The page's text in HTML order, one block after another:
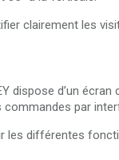
clairement les
dispose d’un
commandes par
les différentes